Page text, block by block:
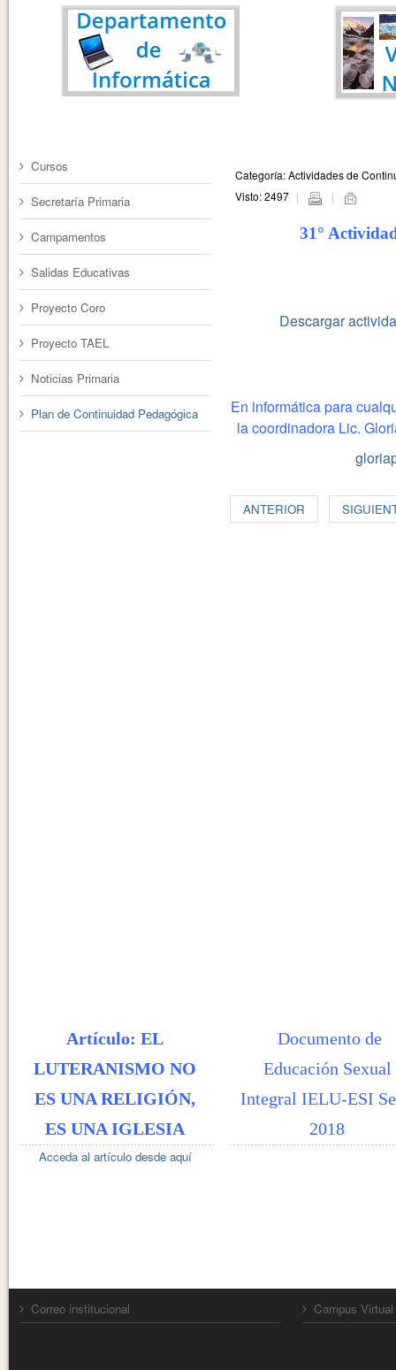
Cursos
Secretaría Primaria
Campamentos
Salidas Educativas
Proyecto Coro
Proyecto TAEL
Noticias Primaria
Plan de Continuidad Pedagógica
Categoría: Actividades de
Visto: 2497
31°
Descargar
En informática para
la coordinadora Lic.
ANTERIOR
Artículo: EL
LUTERANISMO NO
ES UNA RELIGIÓN,
ES UNA IGLESIA
Acceda al artículo desde aquí
Documento de
Educación Sexual
Integral IELU-ESI
2018
Correo institucional Campus